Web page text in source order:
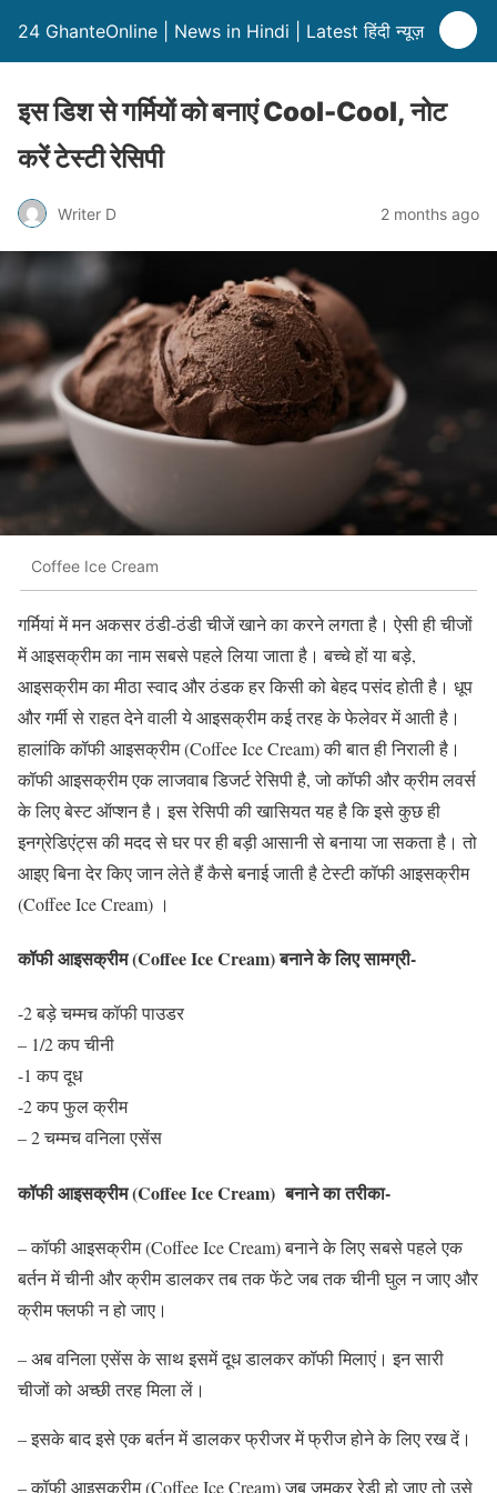
24 GhanteOnline | News in Hindi | Latest हिंदी न्यूज़
इस डिश से गर्मियों को बनाएं Cool-Cool, नोट
करें टेस्टी रेसिपी
Writer D 2 months ago
Coffee Ice Cream
गर्मियां में मन अकसर ठंडी-ठंडी चीजें खाने का करने लगता है। ऐसी ही चीजों
में आइसक्रीम का नाम सबसे पहले लिया जाता है। बच्चे हों या बड़े,
आइसक्रीम का मीठा स्वाद और ठंडक हर किसी को बेहद पसंद होती है। धूप
और गर्मी से राहत देने वाली ये आइसक्रीम कई तरह के फेलेवर में आती है।
हालांकि कॉफी आइसक्रीम (Coffee Ice Cream) की बात ही निराली है।
कॉफी आइसक्रीम एक लाजवाब डिजर्ट रेसिपी है, जो कॉफी और क्रीम लवर्स
के लिए बेस्ट ऑप्शन है। इस रेसिपी की खासियत यह है कि इसे कुछ ही
इनग्रेडिएंट्स की मदद से घर पर ही बड़ी आसानी से बनाया जा सकता है। तो
आइए बिना देर किए जान लेते हैं कैसे बनाई जाती है टेस्टी कॉफी आइसक्रीम
(Coffee Ice Cream) ।
कॉफी आइसक्रीम (Coffee Ice Cream) बनाने के लिए सामग्री-
-2 बड़े चम्मच कॉफी पाउडर
– 1/2 कप चीनी
-1 कप दूध
-2 कप फुल क्रीम
– 2 चम्मच वनिला एसेंस
कॉफी आइसक्रीम (Coffee Ice Cream) बनाने का तरीका-
– कॉफी आइसक्रीम (Coffee Ice Cream) बनाने के लिए सबसे पहले एक
बर्तन में चीनी और क्रीम डालकर तब तक फेंटे जब तक चीनी घुल न जाए और
क्रीम फ्लफी न हो जाए।
– अब वनिला एसेंस के साथ इसमें दूध डालकर कॉफी मिलाएं। इन सारी
चीजों को अच्छी तरह मिला लें।
– इसके बाद इसे एक बर्तन में डालकर फ्रीजर में फ्रीज होने के लिए रख दें।
– कॉफी आइसक्रीम (Coffee Ice Cream) जब जमकर रेडी हो जाए तो उसे